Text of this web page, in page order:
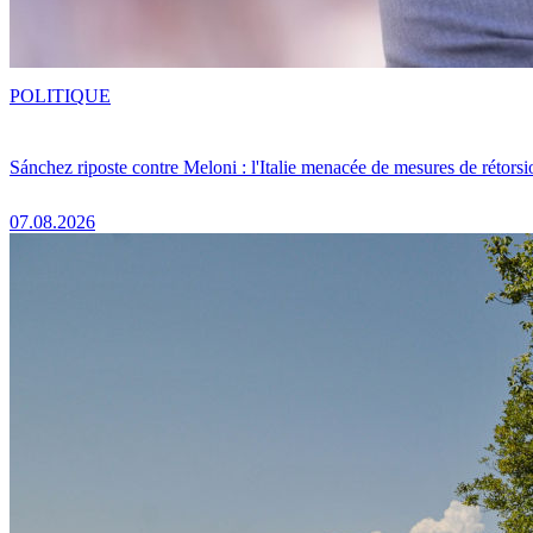
Sánchez riposte contre Meloni : l'Italie menacée de mesures de
07.08.2026
POLITIQUE